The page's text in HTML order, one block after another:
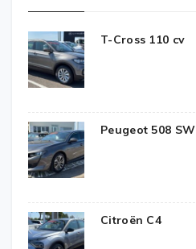
T-Cross 110 cv
Peugeot 508 SW
Citroën C4